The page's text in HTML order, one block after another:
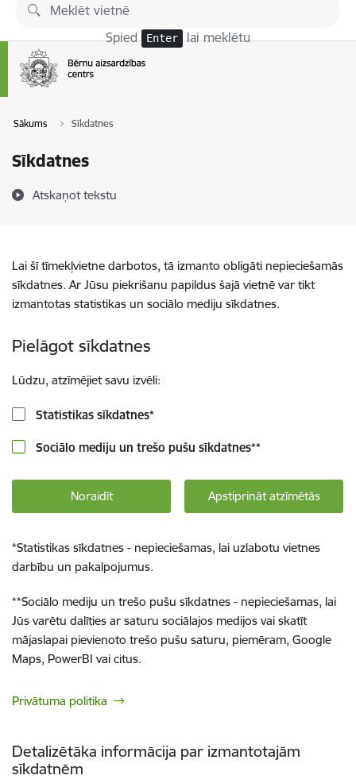
Pāriet uz lapas saturu
Spied Enter lai meklētu
Sākums Sīkdatnes
Sīkdatnes
Atskaņot tekstu
Lai šī tīmekļvietne darbotos, tā izmanto obligāti nepieciešamās
sīkdatnes. Ar Jūsu piekrišanu papildus šajā vietnē var tikt
izmantotas statistikas un sociālo mediju sīkdatnes.
Pielāgot sīkdatnes
Lūdzu, atzīmējiet savu izvēli:
Statistikas sīkdatnes*
Sociālo mediju un trešo pušu sīkdatnes**
Noraidīt Apstiprināt atzīmētās
*Statistikas sīkdatnes - nepieciešamas, lai uzlabotu vietnes
darbību un pakalpojumus.
**Sociālo mediju un trešo pušu sīkdatnes - nepieciešamas, lai
Jūs varētu dalīties ar saturu sociālajos medijos vai skatīt
mājaslapai pievienoto trešo pušu saturu, piemēram, Google
Maps, PowerBI vai citus.
Privātuma politika
Detalizētāka informācija par izmantotajām
sīkdatnēm